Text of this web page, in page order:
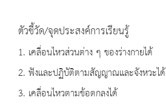
ตัวชี้วัด/จุดประสงค์การเรียนรู้
1. เคลื่อนไหวส่วนต่าง ๆ ของร่างกายได้
2. ฟังและปฏิบัติตามสัญญาณและจังหวะได้
3. เคลื่อนไหวตามข้อตกลงได้